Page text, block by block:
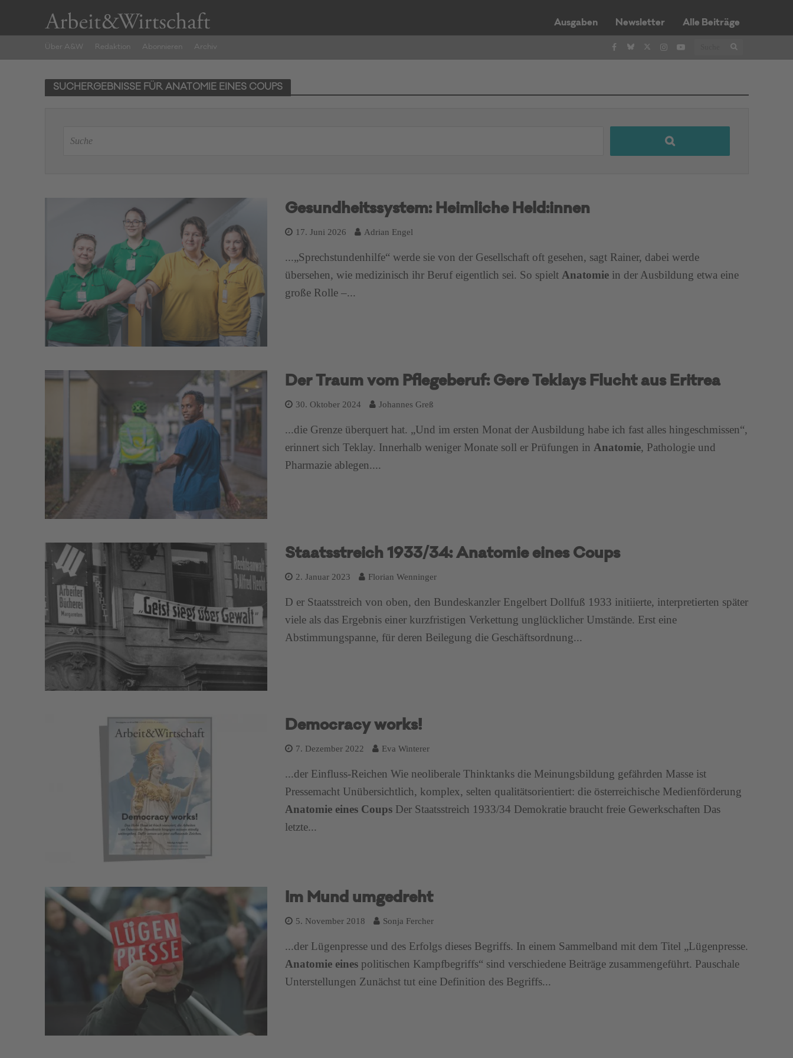
Ausgaben Newsletter Alle Beiträge
Über A&W Redaktion Abonnieren Archiv
SUCHERGEBNISSE FÜR ANATOMIE EINES COUPS
Gesundheitssystem: Heimliche Held:innen
17. Juni 2026 Adrian Engel
...„Sprechstundenhilfe“ werde sie von der Gesellschaft oft gesehen, sagt Rainer, dabei werde
übersehen, wie medizinisch ihr Beruf eigentlich sei. So spielt Anatomie in der Ausbildung etwa eine
große Rolle –...
Der Traum vom Pflegeberuf: Gere Teklays Flucht aus Eritrea
30. Oktober 2024 Johannes Greß
...die Grenze überquert hat. „Und im ersten Monat der Ausbildung habe ich fast alles hingeschmissen“,
erinnert sich Teklay. Innerhalb weniger Monate soll er Prüfungen in Anatomie, Pathologie und
Pharmazie ablegen....
Staatsstreich 1933/34: Anatomie eines Coups
2. Januar 2023 Florian Wenninger
D er Staatsstreich von oben, den Bundeskanzler Engelbert Dollfuß 1933 initiierte, interpretierten später
viele als das Ergebnis einer kurzfristigen Verkettung unglücklicher Umstände. Erst eine
Abstimmungspanne, für deren Beilegung die Geschäftsordnung...
Democracy works!
7. Dezember 2022 Eva Winterer
...der Einfluss-Reichen Wie neoliberale Thinktanks die Meinungsbildung gefährden Masse ist
Pressemacht Unübersichtlich, komplex, selten qualitätsorientiert: die österreichische Medienförderung
Anatomie eines Coups Der Staatsstreich 1933/34 Demokratie braucht freie Gewerkschaften Das
letzte...
Im Mund umgedreht
5. November 2018 Sonja Fercher
...der Lügenpresse und des Erfolgs dieses Begriffs. In einem Sammelband mit dem Titel „Lügenpresse.
Anatomie eines politischen Kampfbegriffs“ sind verschiedene Beiträge zusammengeführt. Pauschale
Unterstellungen Zunächst tut eine Definition des Begriffs...